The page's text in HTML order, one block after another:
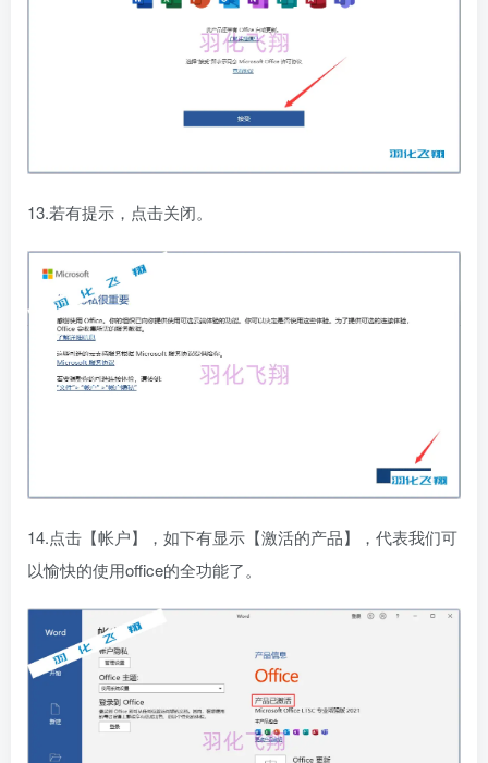
13.若有提示，点击关闭。
14.点击【帐户】，如下有显示【激活的产品】，代表我们可
以愉快的使用office的全功能了。